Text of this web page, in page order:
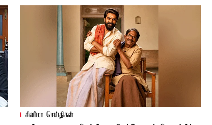
சினிமா செய்திகள்